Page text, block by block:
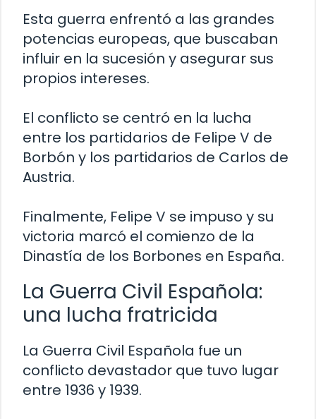
Esta guerra enfrentó a las grandes
potencias europeas, que buscaban
influir en la sucesión y asegurar sus
propios intereses.
El conflicto se centró en la lucha
entre los partidarios de Felipe V de
Borbón y los partidarios de Carlos de
Austria.
Finalmente, Felipe V se impuso y su
victoria marcó el comienzo de la
Dinastía de los Borbones en España.
La Guerra Civil Española:
una lucha fratricida
La Guerra Civil Española fue un
conflicto devastador que tuvo lugar
entre 1936 y 1939.